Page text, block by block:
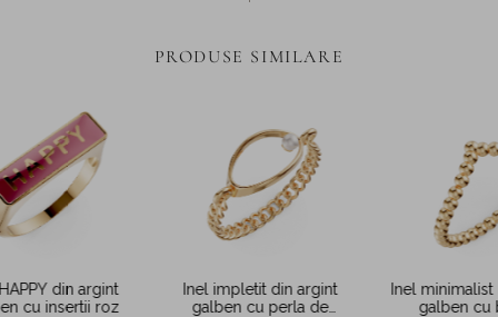
PRODUSE SIMILARE
din argint
cu insertii roz
Inel impletit din argint
galben cu perla de
Inel minimalist
galben cu